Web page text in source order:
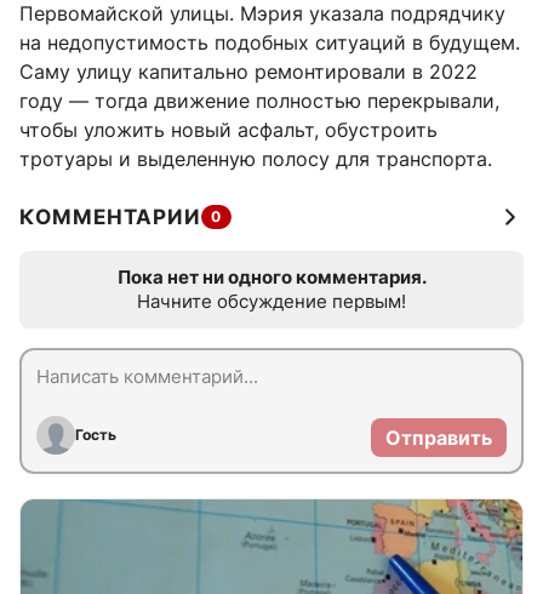
Первомайской улицы. Мэрия указала подрядчику
на недопустимость подобных ситуаций в будущем.
Саму улицу капитально ремонтировали в 2022
году — тогда движение полностью перекрывали,
чтобы уложить новый асфальт, обустроить
тротуары и выделенную полосу для транспорта.
КОММЕНТАРИИ 0
Пока нет ни одного комментария.
Начните обсуждение первым!
Гость Отправить